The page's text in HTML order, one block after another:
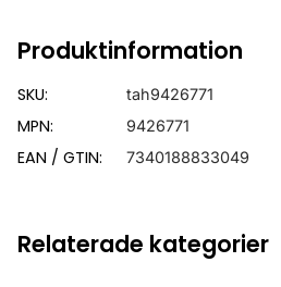
Produktinformation
SKU: tah9426771
MPN: 9426771
EAN / GTIN: 7340188833049
Relaterade kategorier